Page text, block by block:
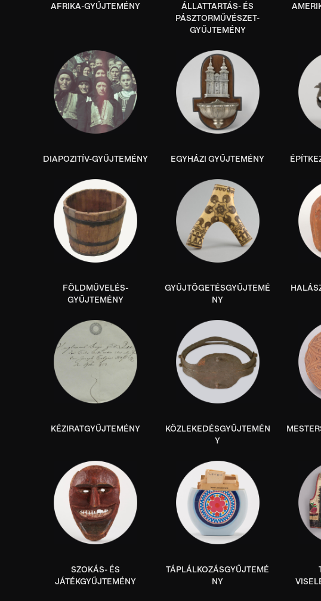
AFRIKA-GYŰJTEMÉNY
ÁLLATTARTÁS- ÉS
PÁSZTORMŰVÉSZET-
GYŰJTEMÉNY
DIAPOZITÍV-GYŰJTEMÉNY EGYHÁZI GYŰJTEMÉNY
FÖLDMŰVELÉS-
GYŰJTEMÉNY
GYŰJTÖGETÉSGYŰJTEMÉ
NY
KÉZIRATGYŰJTEMÉNY
KÖZLEKEDÉSGYŰJTEMÉN
Y
SZOKÁS- ÉS
JÁTÉKGYŰJTEMÉNY
TÁPLÁLKOZÁSGYŰJTEMÉ
NY